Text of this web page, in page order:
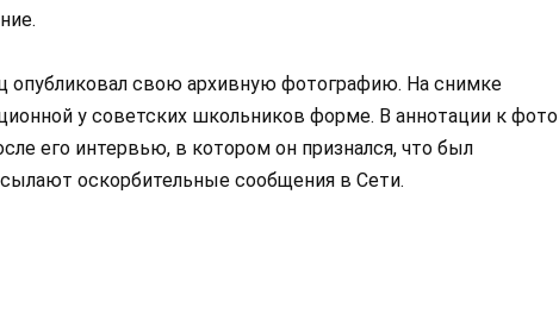
опубликовал свою архивную фотографию. На снимке
у советских школьников форме. В аннотации к фото
его интервью, в котором он признался, что был
оскорбительные сообщения в Сети.